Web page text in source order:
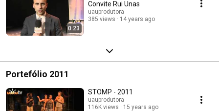
0:23
Convite Rui Unas
uauprodutora
385 views
14 years ago
Portefólio 2011
STOMP - 2011
uauprodutora
116K views
15 years ago